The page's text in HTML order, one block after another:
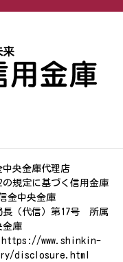
央金庫代理店
規定に基づく信用金庫
金中央金庫
（代信）第17号 所属
金庫
https://www.shinkin-
disclosure.html